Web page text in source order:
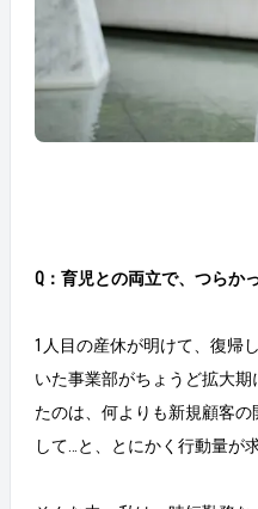
Q：育児との両立で、つらか
1人目の産休が明けて、復帰
いた事業部がちょうど拡大
たのは、何よりも新規顧客
して…と、とにかく行動量が